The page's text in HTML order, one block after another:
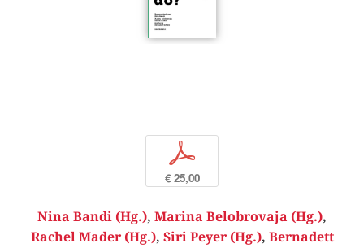
p
€ 25,00
Nina Bandi (Hg.), Marina Belobrovaja (Hg.),
Rachel Mader (Hg.), Siri Peyer (Hg.), Bernadett